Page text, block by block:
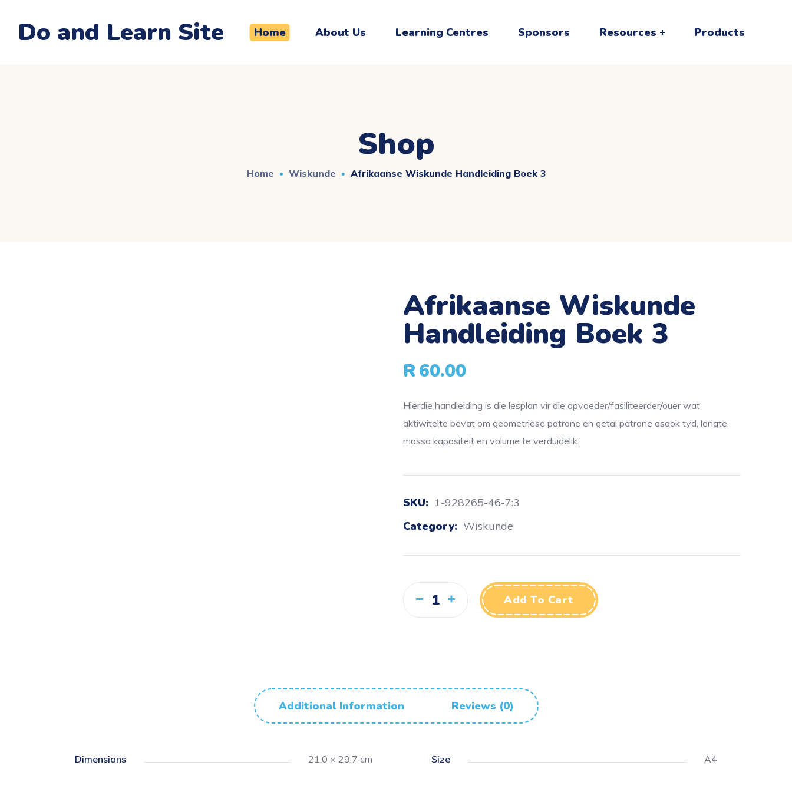
Do and Learn Site Home About Us Learning Centres Sponsors Resources Products
Shop
Home Wiskunde Afrikaanse Wiskunde Handleiding Boek 3
Afrikaanse Wiskunde
Handleiding Boek 3
R60.00
Hierdie handleiding is die lesplan vir die opvoeder/fasiliteerder/ouer wat
aktiwiteite bevat om geometriese patrone en getal patrone asook tyd, lengte,
massa kapasiteit en volume te verduidelik.
SKU: 1-928265-46-7:3
Category: Wiskunde
Add To Cart
Additional Information Reviews (0)
Dimensions 21.0 × 29.7 cm Size A4